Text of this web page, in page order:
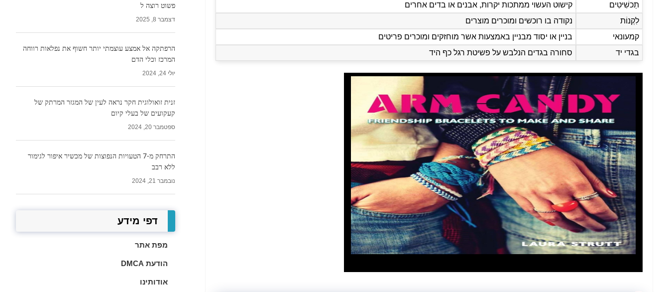
תַכשִׁיטִים
קישוט העשוי ממתכות יקרות, אבנים או בדים אחרים
לִקְנוֹת
נקודה בו רוכשים ומוכרים מוצרים
קמעונאי
בניין או יסוד מבניין באמצעות אשר מוחזקים ומוכרים פריטים
בגדי יד
סחורה בגדים הנלבש על פשיטת רגל כף היד
פשוט רוצה ל
דצמבר 8, 2025
הרפתקה אל אמצע עוצמתי יותר חשוף את נפלאות רווחה
המרכז וכלי הדם
יולי 24, 2024
זנית זואולוגית חקר נראה לעין של המגזר המרתק של
קעקועים של בעלי קיום
ספטמבר 20, 2024
התרחק מ-7 הטעויות הנפוצות של מכשיר איפור לגימור
ללא רבב
נובמבר 21, 2024
דפי מידע
מפת אתר
הודעת DMCA
אודותינו